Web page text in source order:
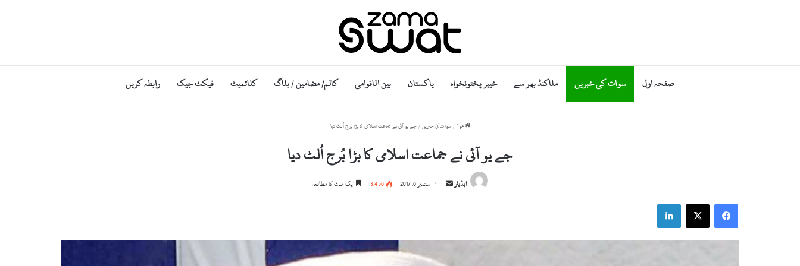
صفحہ اول سوات کی خبریں ملاکنڈ بھر سے خیبر پختونخواہ پاکستان بین الاقوامی کالم/ مضامین / بلاگ کلائمیٹ فیکٹ چیک رابطہ کریں
ھوم / سوات کی خبریں / جے یو آئی نے جماعت اسلامی کا بڑا بُرج اُلٹ دیا
جے یو آئی نے جماعت اسلامی کا بڑا بُرج اُلٹ دیا
ایڈیٹر
a
ستمبر 6, 2017 3,456 ایک منٹ کا مطالعہ
Facebook
X